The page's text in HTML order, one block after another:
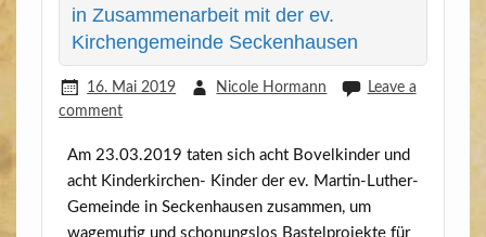
in Zusammenarbeit mit der ev.
Kirchengemeinde Seckenhausen
16. Mai 2019 Nicole Hormann
Leave a
comment
Am 23.03.2019 taten sich acht Bovel­kin­der und
acht Kin­der­kir­chen- Kin­der der ev. Mar­tin-Luther-
Gemein­de in Secken­hau­sen zusam­men, um
wage­mu­tig und scho­nungs­los Bas­tel­pro­jek­te für